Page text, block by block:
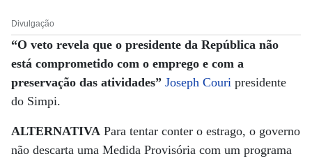
Divulgação
“O veto revela que o presidente da República não
está comprometido com o emprego e com a
preservação das atividades” Joseph Couri presidente
do Simpi.
ALTERNATIVA Para tentar conter o estrago, o governo
não descarta uma Medida Provisória com um programa